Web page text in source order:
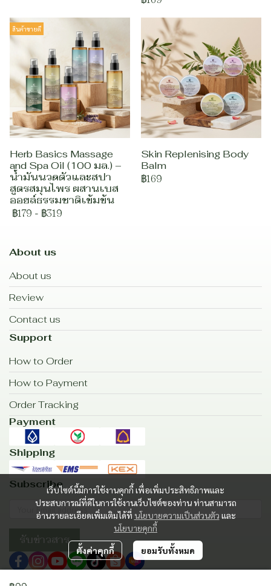
สินค้าขายดี
Herb Basics Massage
and Spa Oil (100 มล.) –
น้ำมันนวดตัวและสปา
สูตรสมุนไพร ผสานเบส
ออยล์ธรรมชาติเข้มข้น
฿179 - ฿319
Skin Replenising Body
Balm
฿169
เว็บไซต์นี้มีการใช้งานคุกกี้ เพื่อเพิ่มประสิทธิภาพและ
ประสบการณ์ที่ดีในการใช้งานเว็บไซต์ของท่าน ท่านสามารถ
อ่านรายละเอียดเพิ่มเติมได้ที่ นโยบายความเป็นส่วนตัว และ
นโยบายคุกกี้
ตั้งค่าคุกกี้ ยอมรับทั้งหมด
About us
About us
Review
Contact us
Support
How to Order
How to Payment
Order Tracking
Payment
Shipping
Subscribe
รับข่าวสาร